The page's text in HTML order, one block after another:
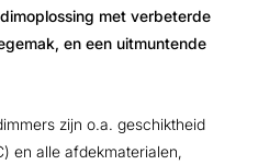
met verbeterde
en een uitmuntende
zijn o.a. geschiktheid
en alle afdekmaterialen,